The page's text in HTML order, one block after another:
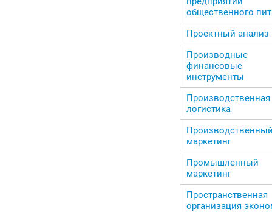
общественного
Проектный анализ
Производные
финансовые
инструменты
Производственная
логистика
маркетинг
Промышленный
маркетинг
Пространственная
организация